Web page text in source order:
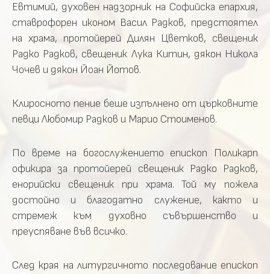
Евтимий, духовен надзорник на Софийска епархия,
ставрофорен иконом Васил Радков, предстоятел
на храма, протойерей Дилян Цветков, свещеник
Радко Радков, свещеник Лука Китин, дякон Никола
Чочев и дякон Йоан Йотов.
Клиросното пение беше изпълнено от църковните
певци Любомир Радков и Марио Стоименов.
По време на богослужението епископ Поликарп
офикира за протойерей свещеник Радко Радков,
енорийски свещеник при храма. Той му пожела
достойно и благодатно служение, както и
стремеж към духовно съвършенство и
преуспяване във всичко.
След края на литургичното последование епископ